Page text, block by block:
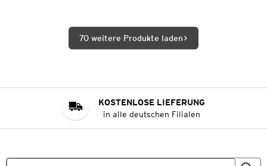
70 weitere Produkte laden
KOSTENLOSE LIEFERUNG
in alle deutschen Filialen